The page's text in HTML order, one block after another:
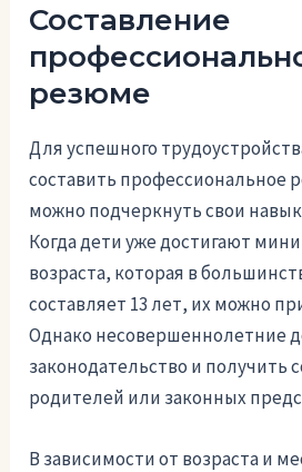
Составление
резюме
Для успешного
составить профессиональное
можно подчеркнуть свои
Когда дети уже достигают
возраста, которая в
составляет 13 лет, их можно
Однако несовершеннолетние
законодательство и получить
родителей или законных
В зависимости от возраста и